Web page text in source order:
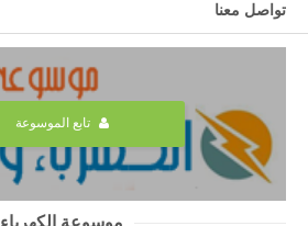
تواصل معنا
تابع الموسوعة